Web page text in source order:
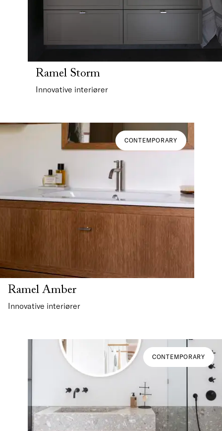
Ramel Storm
Innovative interiører
CONTEMPORARY
Ramel Amber
Innovative interiører
CONTEMPORARY